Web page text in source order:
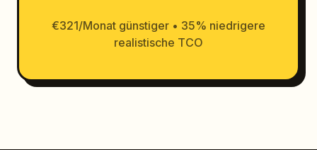
€321/Monat günstiger • 35% niedrigere
realistische TCO